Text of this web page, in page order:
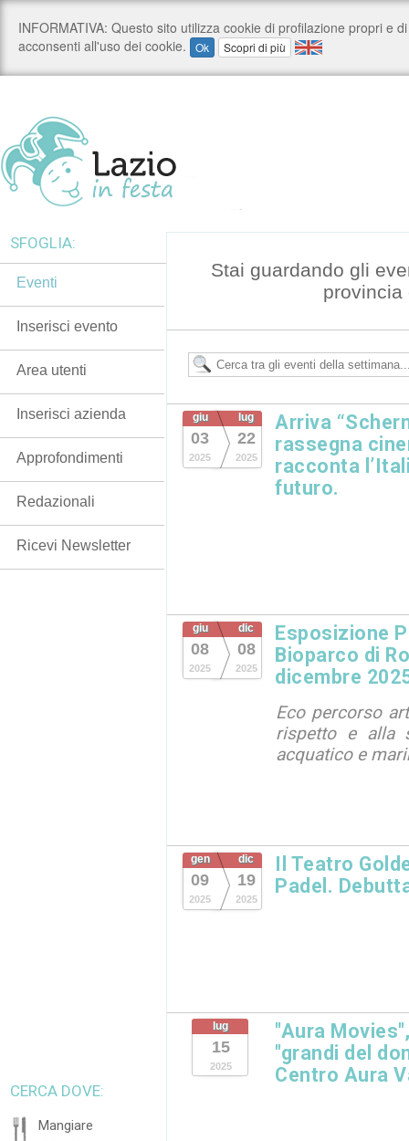
Stai guardando gli
provincia
giu
03
2025
lug
22
2025
Arriva
rassegna
racconta
futuro.
giu
08
2025
dic
08
2025
Esposizione
Bioparco di
dicembre
Eco percorso
rispetto e alla
acquatico e
gen
09
2025
dic
19
2025
Il Teatro
Padel.
lug
15
2025
"Aura
"grandi del
Centro Aura
SFOGLIA:
Eventi
Inserisci evento
Area utenti
Inserisci azienda
Approfondimenti
Redazionali
Ricevi Newsletter
CERCA DOVE:
Mangiare